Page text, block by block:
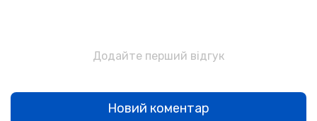
Додайте перший відгук
Новий коментар